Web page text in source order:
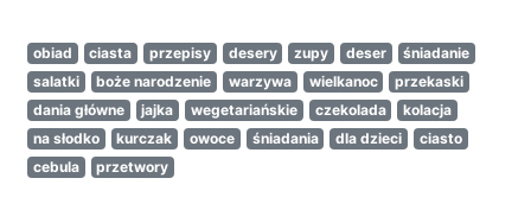
obiad ciasta przepisy desery zupy deser
śniadanie
salatki
boże narodzenie warzywa wielkanoc
przekaski
dania główne
jajka wegetariańskie czekolada
kolacja
na słodko
kurczak owoce śniadania dla dzieci
ciasto
cebula
przetwory